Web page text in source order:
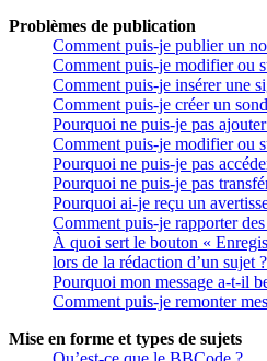
Problèmes de publication
Comment puis-je publier un
Comment puis-je modifier ou
Comment puis-je insérer une
Comment puis-je créer un
Pourquoi ne puis-je pas
Comment puis-je modifier ou
Pourquoi ne puis-je pas
Pourquoi ne puis-je pas
Pourquoi ai-je reçu un
Comment puis-je rapporter
À quoi sert le bouton «
lors de la rédaction d’un sujet ?
Pourquoi mon message a-t-il
Comment puis-je remonter
Mise en forme et types de sujets